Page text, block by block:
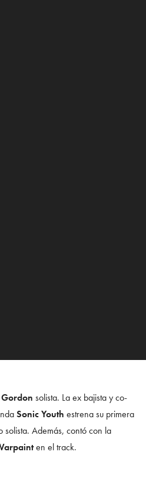
solista. La ex bajista y co-
Sonic Youth estrena su primera
Además, contó con la
en el track.